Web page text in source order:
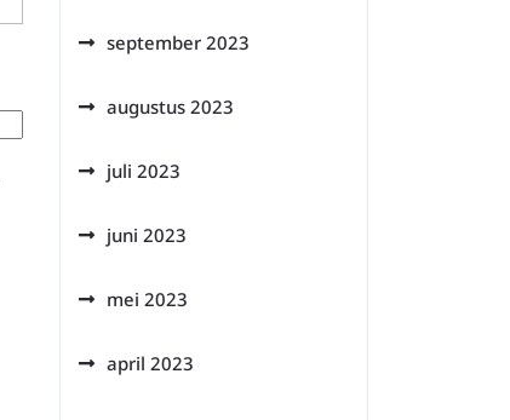
september 2023
augustus 2023
juli 2023
juni 2023
mei 2023
april 2023